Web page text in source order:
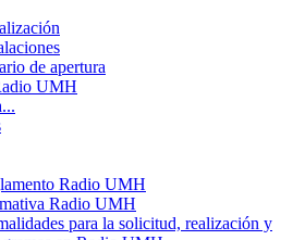
de apertura
UMH
Radio UMH
Radio UMH
para la solicitud, realización y